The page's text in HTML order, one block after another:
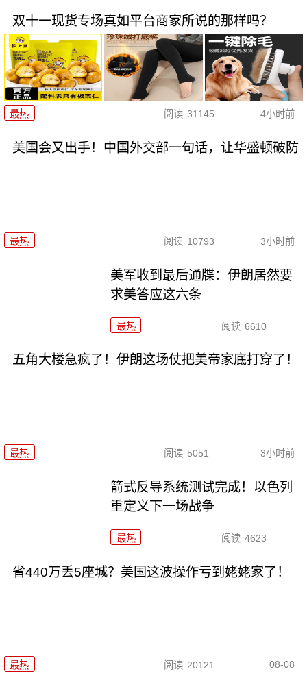
双十一现货专场真如平台商家所说的那样吗？
最热 阅读 31145 4小时前
美国会又出手！中国外交部一句话，让华盛顿破防
最热 阅读 10793 3小时前
美军收到最后通牒：伊朗居然要
求美答应这六条
最热 阅读 6610
五角大楼急疯了！伊朗这场仗把美帝家底打穿了！
最热 阅读 5051 3小时前
箭式反导系统测试完成！以色列
重定义下一场战争
最热 阅读 4623
省440万丢5座城？美国这波操作亏到姥姥家了！
最热 阅读 20121 08-08